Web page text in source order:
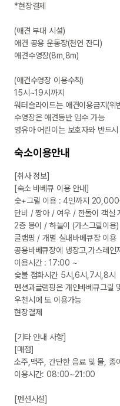
*현장결제
(애견 부대 시설)
애견 공용 운동장(천연 잔디)
애견수영장(8m,8m)
(애견수영장 이용수칙)
15시~19시까지
워터슬라이드는 애견이용금지(위
수영장은 애견동반 입수 가능
영유아 어린이는 보호자와 반드
숙소이용안내
[취사 정보]
[숙소 바베큐 이용 안내]
숯+그릴 이용 : 4인까지
단비 / 짱아 / 여우 / 깐돌이 객실
2층 몽이 / 하늘이 (가스그릴이용)
글램핑 / 개별 실내바베큐장 이용
공용바베큐장에 냉장고,가스레인
이용시간 : 17:00 ~
숯불 점화시간 5시,6시,7시,8시
펜션과글램핑은 개인바베큐그릴
우천시에 도 이용가능
현장결제
[기타 안내 사항]
[매점]
소주,맥주, 간단한 음료 및 물, 종
이용시간: 08:00~21:00
[펜션시설]